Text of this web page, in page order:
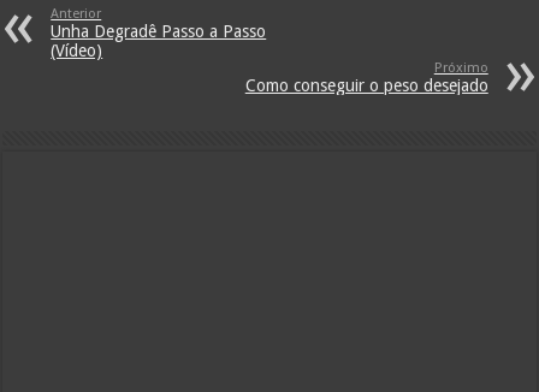
Anterior
Unha Degradê Passo a Passo
(Vídeo)
Próximo
Como conseguir o peso desejado